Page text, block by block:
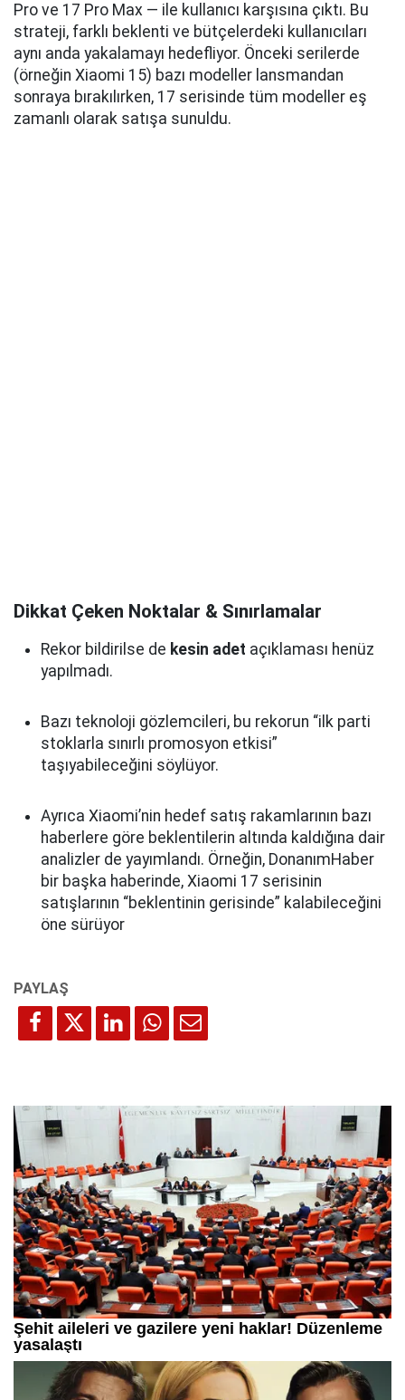
Pro ve 17 Pro Max — ile kullanıcı karşısına çıktı. Bu
strateji, farklı beklenti ve bütçelerdeki kullanıcıları
aynı anda yakalamayı hedefliyor. Önceki serilerde
(örneğin Xiaomi 15) bazı modeller lansmandan
sonraya bırakılırken, 17 serisinde tüm modeller eş
zamanlı olarak satışa sunuldu.
Dikkat Çeken Noktalar & Sınırlamalar
Rekor bildirilse de kesin adet açıklaması henüz
yapılmadı.
Bazı teknoloji gözlemcileri, bu rekorun “ilk parti
stoklarla sınırlı promosyon etkisi”
taşıyabileceğini söylüyor.
Ayrıca Xiaomi’nin hedef satış rakamlarının bazı
haberlere göre beklentilerin altında kaldığına dair
analizler de yayımlandı. Örneğin, DonanımHaber
bir başka haberinde, Xiaomi 17 serisinin
satışlarının “beklentinin gerisinde” kalabileceğini
öne sürüyor